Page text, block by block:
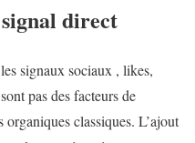
direct
signaux sociaux , likes,
pas des facteurs de
classiques. L’ajout